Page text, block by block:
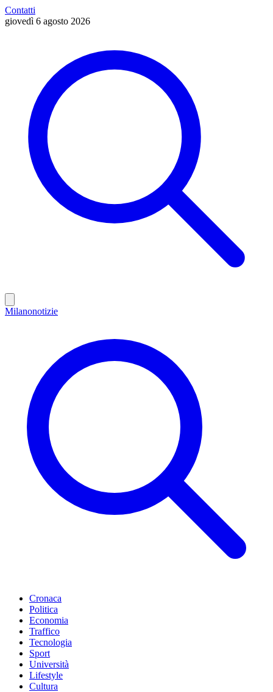
Contatti
giovedì 6 agosto 2026
Milanonotizie
Cronaca
Politica
Economia
Traffico
Tecnologia
Sport
Università
Lifestyle
Cultura